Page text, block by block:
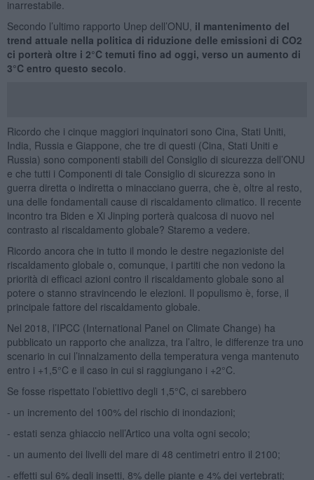
inarrestabile.
Secondo l’ultimo rapporto Unep dell’ONU, il mantenimento del
trend attuale nella politica di riduzione delle emissioni di CO2
ci porterà oltre i 2°C temuti fino ad oggi, verso un aumento di
3°C entro questo secolo
Ricordo che i cinque maggiori inquinatori sono Cina, Stati Uniti,
India, Russia e Giappone, che tre di questi (Cina, Stati Uniti e
Russia) sono componenti stabili del Consiglio di sicurezza dell’ONU
e che tutti i Componenti di tale Consiglio di sicurezza sono in
guerra diretta o indiretta o minacciano guerra, che è, oltre al resto,
una delle fondamentali cause di riscaldamento climatico. Il recente
incontro tra Biden e Xi Jinping porterà qualcosa di nuovo nel
contrasto al riscaldamento globale? Staremo a vedere.
Ricordo ancora che in tutto il mondo le destre negazioniste del
riscaldamento globale o, comunque, i partiti che non vedono la
priorità di efficaci azioni contro il riscaldamento globale sono al
potere o stanno stravincendo le elezioni. Il populismo è, forse, il
principale fattore del riscaldamento globale.
Nel 2018, l’IPCC (International Panel on Climate Change) ha
pubblicato un rapporto che analizza, tra l’altro, le differenze tra uno
scenario in cui l’innalzamento della temperatura venga mantenuto
entro i +1,5°C e il caso in cui si raggiungano i +2°C.
Se fosse rispettato l’obiettivo degli 1,5°C, ci sarebbero
- un incremento del 100% del rischio di inondazioni;
- estati senza ghiaccio nell’Artico una volta ogni secolo;
- un aumento dei livelli del mare di 48 centimetri entro il 2100;
- effetti sul 6% degli insetti, 8% delle piante e 4% dei vertebrati;